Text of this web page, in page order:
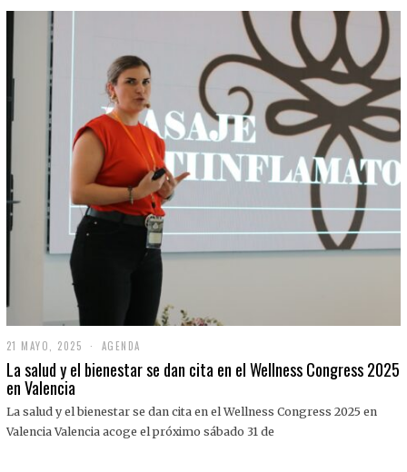
21 MAYO, 2025
1
M
O
,
AGENDA
La salud y el bienestar se dan cita en el Wellness Congress 2025
en Valencia
La salud y el bienestar se dan cita en el Wellness Congress 2025 en
Valencia Valencia acoge el próximo sábado 31 de